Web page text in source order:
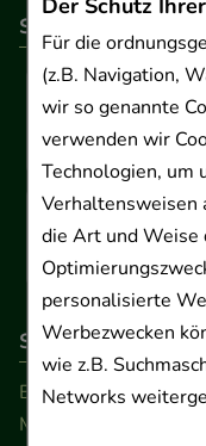
Für die
(z.B. Navigation,
wir so genannte
verwenden wir
Technologien, um
Verhaltensweisen
die Art und Weise
personalisierte
Werbezwecken
wie z.B.
Networks
So können Sie
So erreichen Sie
Beratung und
Montag - Freitag von